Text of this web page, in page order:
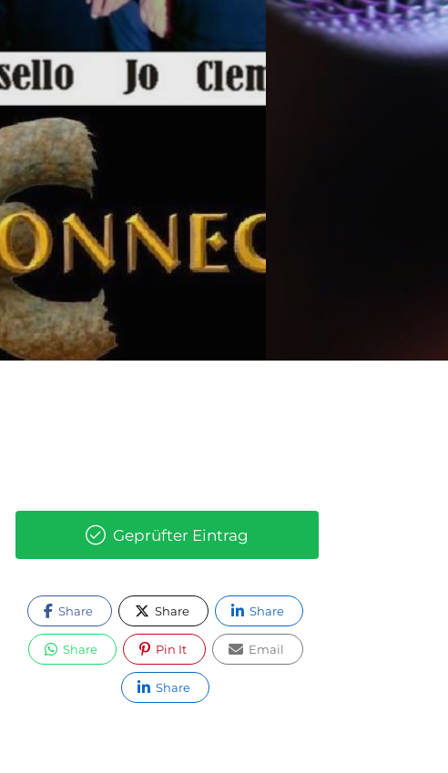
Geprüfter Eintrag
Share Share Share
Share Pin It Email
Share